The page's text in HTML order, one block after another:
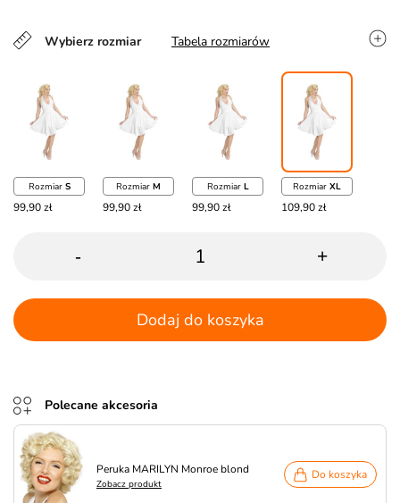
Wybierz rozmiar Tabela rozmiarów
Rozmiar S
99,90 zł
Rozmiar M
99,90 zł
Rozmiar L
99,90 zł
Rozmiar XL
109,90 zł
- +
Dodaj do koszyka
Polecane akcesoria
Peruka MARILYN Monroe blond
Zobacz produkt
Do koszyka